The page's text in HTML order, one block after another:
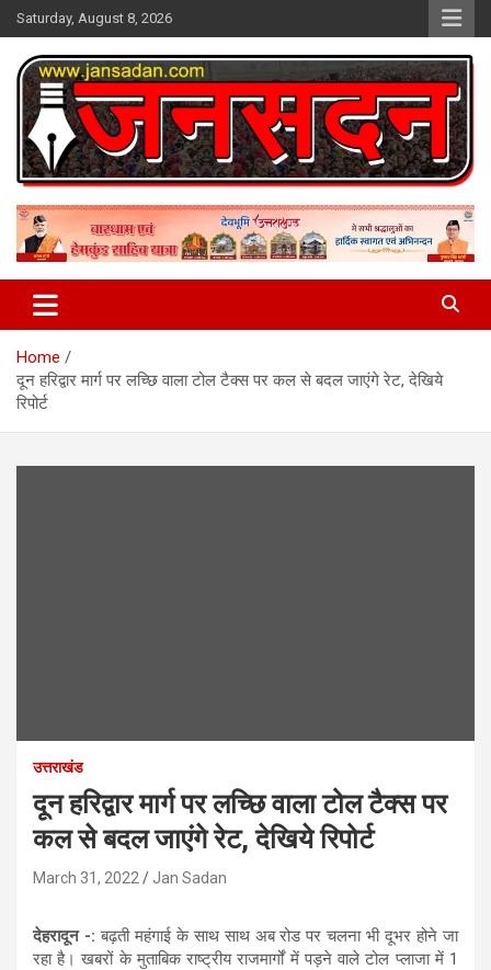
Skip
to
content
Saturday, August 8, 2026
Jan Sadan
Home
दून हरिद्वार मार्ग पर लच्छि वाला टोल टैक्स पर कल से बदल जाएंगे रेट, देखिये
रिपोर्ट
उत्तराखंड
दून हरिद्वार मार्ग पर लच्छि वाला टोल टैक्स पर
कल से बदल जाएंगे रेट, देखिये रिपोर्ट
March 31, 2022 Jan Sadan
देहरादून -: बढ़ती महंगाई के साथ साथ अब रोड पर चलना भी दूभर होने जा
रहा है। खबरों के मुताबिक राष्ट्रीय राजमार्गों में पड़ने वाले टोल प्लाजा में 1